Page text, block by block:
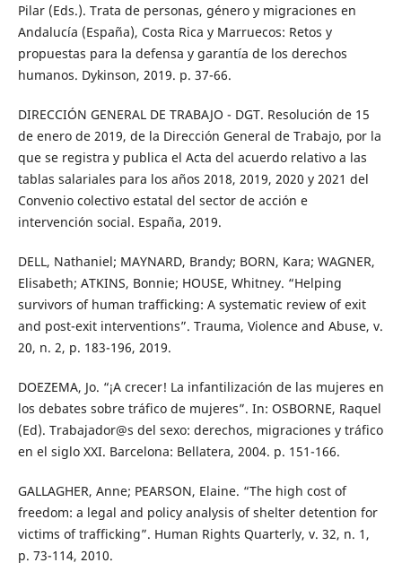
Pilar (Eds.). Trata de personas, género y migraciones en
Andalucía (España), Costa Rica y Marruecos: Retos y
propuestas para la defensa y garantía de los derechos
humanos. Dykinson, 2019. p. 37-66.
DIRECCIÓN GENERAL DE TRABAJO - DGT. Resolución de 15
de enero de 2019, de la Dirección General de Trabajo, por la
que se registra y publica el Acta del acuerdo relativo a las
tablas salariales para los años 2018, 2019, 2020 y 2021 del
Convenio colectivo estatal del sector de acción e
intervención social. España, 2019.
DELL, Nathaniel; MAYNARD, Brandy; BORN, Kara; WAGNER,
Elisabeth; ATKINS, Bonnie; HOUSE, Whitney. “Helping
survivors of human trafficking: A systematic review of exit
and post-exit interventions”. Trauma, Violence and Abuse, v.
20, n. 2, p. 183-196, 2019.
DOEZEMA, Jo. “¡A crecer! La infantilización de las mujeres en
los debates sobre tráfico de mujeres”. In: OSBORNE, Raquel
(Ed). Trabajador@s del sexo: derechos, migraciones y tráfico
en el siglo XXI. Barcelona: Bellatera, 2004. p. 151-166.
GALLAGHER, Anne; PEARSON, Elaine. “The high cost of
freedom: a legal and policy analysis of shelter detention for
victims of trafficking”. Human Rights Quarterly, v. 32, n. 1,
p. 73-114, 2010.